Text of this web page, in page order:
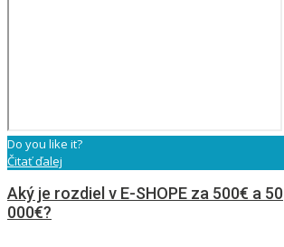
Do you like it?
Čitať ďalej
Aký je rozdiel v E-SHOPE za 500€ a 50
000€?